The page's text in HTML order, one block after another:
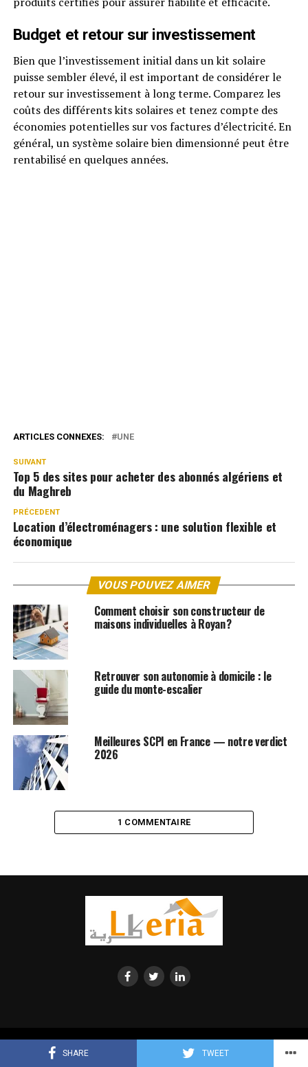
SHARE TWEET
Budget et retour sur investissement
Bien que l’investissement initial dans un kit solaire
puisse sembler élevé, il est important de considérer le
retour sur investissement à long terme. Comparez les
coûts des différents kits solaires et tenez compte des
économies potentielles sur vos factures d’électricité. En
général, un système solaire bien dimensionné peut être
rentabilisé en quelques années.
ARTICLES CONNEXES: UNE
SUIVANT
Top 5 des sites pour acheter des abonnés algériens et
du Maghreb
PRÉCEDENT
Location d’électroménagers : une solution flexible et
économique
VOUS POUVEZ AIMER
Comment choisir son constructeur de
maisons individuelles à Royan ?
Retrouver son autonomie à domicile : le
guide du monte-escalier
Meilleures SCPI en France — notre verdict
2026
1 COMMENTAIRE
© 2023 Lkeria. All Rights Reserved. Annonces immobilières Algerie